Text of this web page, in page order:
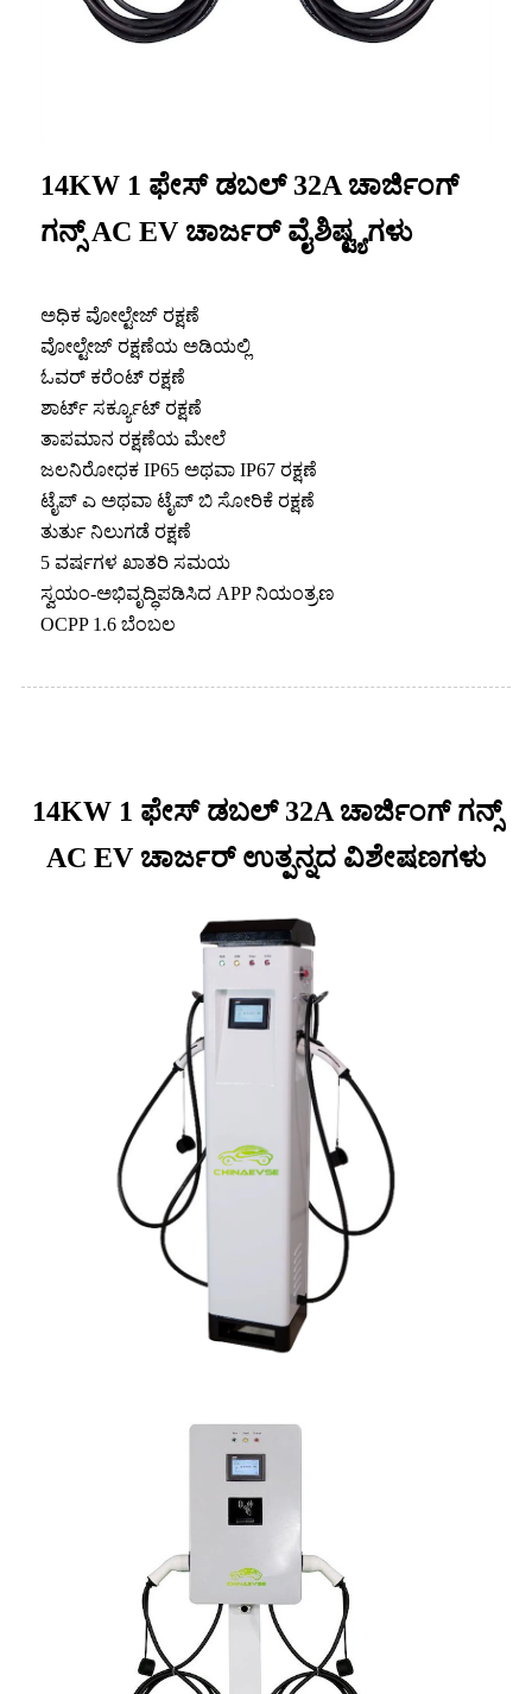
14KW 1 ಫೇಸ್ ಡಬಲ್ 32A ಚಾರ್ಜಿಂಗ್
ಗನ್ಸ್ AC EV ಚಾರ್ಜರ್ ವೈಶಿಷ್ಟ್ಯಗಳು
ಅಧಿಕ ವೋಲ್ಟೇಜ್ ರಕ್ಷಣೆ
ವೋಲ್ಟೇಜ್ ರಕ್ಷಣೆಯ ಅಡಿಯಲ್ಲಿ
ಓವರ್ ಕರೆಂಟ್ ರಕ್ಷಣೆ
ಶಾರ್ಟ್ ಸರ್ಕ್ಯೂಟ್ ರಕ್ಷಣೆ
ತಾಪಮಾನ ರಕ್ಷಣೆಯ ಮೇಲೆ
ಜಲನಿರೋಧಕ IP65 ಅಥವಾ IP67 ರಕ್ಷಣೆ
ಟೈಪ್ ಎ ಅಥವಾ ಟೈಪ್ ಬಿ ಸೋರಿಕೆ ರಕ್ಷಣೆ
ತುರ್ತು ನಿಲುಗಡೆ ರಕ್ಷಣೆ
5 ವರ್ಷಗಳ ಖಾತರಿ ಸಮಯ
ಸ್ವಯಂ-ಅಭಿವೃದ್ಧಿಪಡಿಸಿದ APP ನಿಯಂತ್ರಣ
OCPP 1.6 ಬೆಂಬಲ
14KW 1 ಫೇಸ್ ಡಬಲ್ 32A ಚಾರ್ಜಿಂಗ್ ಗನ್ಸ್
AC EV ಚಾರ್ಜರ್ ಉತ್ಪನ್ನದ ವಿಶೇಷಣಗಳು